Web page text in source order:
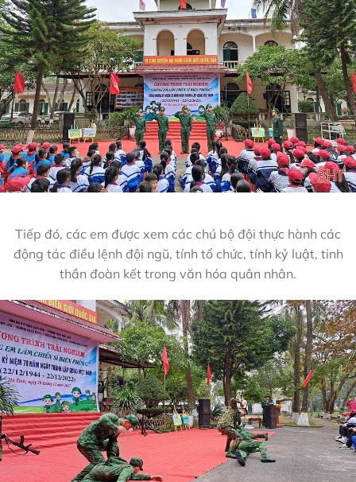
Tiếp đó, các em được xem các chú bộ đội thực hành các
động tác điều lệnh đội ngũ, tính tổ chức, tính kỷ luật, tinh
thần đoàn kết trong văn hóa quân nhân.